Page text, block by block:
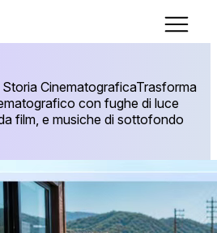
CinematograficaTrasforma
con fughe di luce
film, e musiche di sottofondo